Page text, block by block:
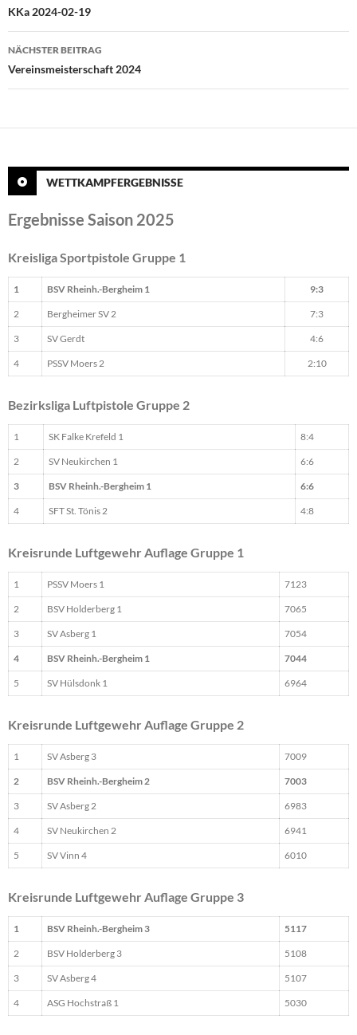
KKa 2024-02-19
NÄCHSTER BEITRAG
Vereinsmeisterschaft 2024
WETTKAMPFERGEBNISSE
Ergebnisse Saison 2025
Kreisliga Sportpistole Gruppe 1
1 BSV Rheinh.-Bergheim 1 9:3
2 Bergheimer SV 2 7:3
3 SV Gerdt 4:6
4 PSSV Moers 2 2:10
Bezirksliga Luftpistole Gruppe 2
1 SK Falke Krefeld 1 8:4
2 SV Neukirchen 1 6:6
3 BSV Rheinh.-Bergheim 1 6:6
4 SFT St. Tönis 2 4:8
Kreisrunde Luftgewehr Auflage Gruppe 1
1 PSSV Moers 1 7123
2 BSV Holderberg 1 7065
3 SV Asberg 1 7054
4 BSV Rheinh.-Bergheim 1 7044
5 SV Hülsdonk 1 6964
Kreisrunde Luftgewehr Auflage Gruppe 2
1 SV Asberg 3 7009
2 BSV Rheinh.-Bergheim 2 7003
3 SV Asberg 2 6983
4 SV Neukirchen 2 6941
5 SV Vinn 4 6010
Kreisrunde Luftgewehr Auflage Gruppe 3
1 BSV Rheinh.-Bergheim 3 5117
2 BSV Holderberg 3 5108
3 SV Asberg 4 5107
4 ASG Hochstraß 1 5030